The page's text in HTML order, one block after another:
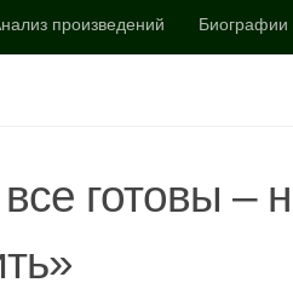
произведений Биографии
готовы –